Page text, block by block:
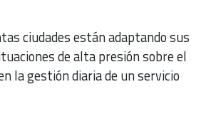
ciudades están adaptando sus
de alta presión sobre el
la gestión diaria de un servicio